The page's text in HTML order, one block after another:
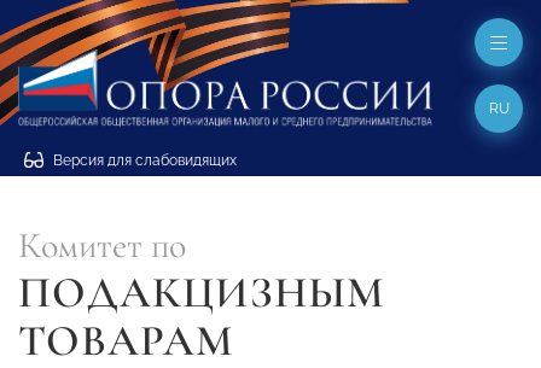
Версия для слабовидящих
RU
Комитет по
ПОДАКЦИЗНЫМ
ТОВАРАМ